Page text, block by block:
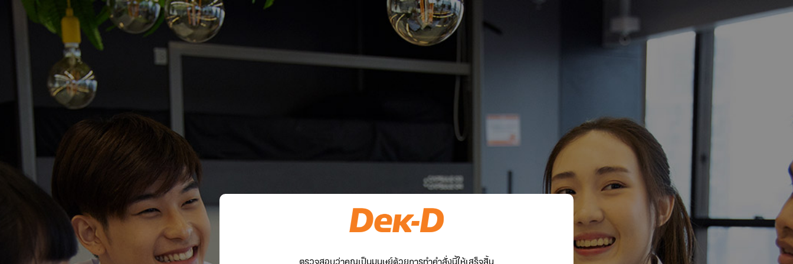
ตรวจสอบว่าคุณเป็นมนุษย์ด้วยการทำคำสั่งนี้ให้เสร็จสิ้น